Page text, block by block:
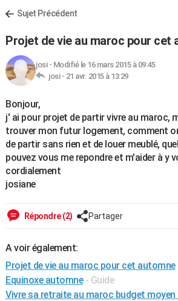
Sujet Précédent
Projet de vie au maroc pour cet
josi- Modifié le 16 mars 2015 à 09:45
josi - 21 avr. 2015 à 13:29
Bonjour,
j' ai pour projet de partir vivre au maroc,
trouver mon futur logement, comment
de partir sans rien et de louer meublé,
pouvez vous me repondre et m'aider à y
cordialement
josiane
Répondre (2) Partager
A voir également:
Projet de vie au maroc pour cet automne
Equinoxe automne - Guide
Vivre sa retraite au maroc budget moyen